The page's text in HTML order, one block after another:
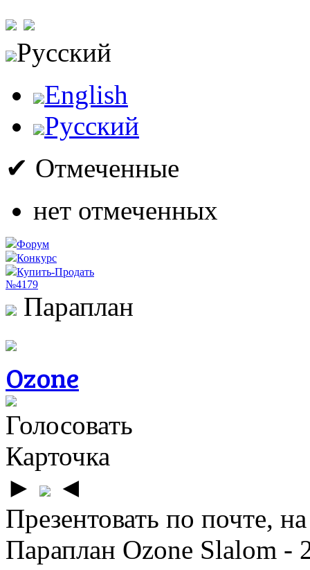
Русский
English
Русский
✔ Отмеченные
нет отмеченных
Форум
Конкурс
Купить-Продать
№4179
Параплан
Ozone
Голосовать
Карточка
►
◄
Презентовать по почте,
Параплан Ozone Slalom -